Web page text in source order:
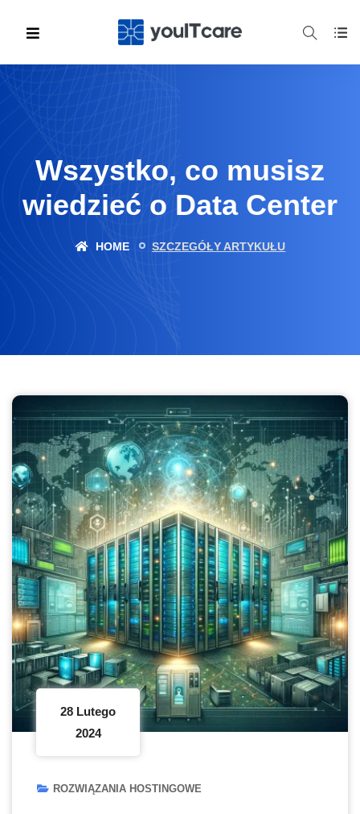
Wszystko, co musisz
wiedzieć o Data Center
HOME SZCZEGÓŁY ARTYKUŁU
28 Lutego
2024
ROZWIĄZANIA HOSTINGOWE